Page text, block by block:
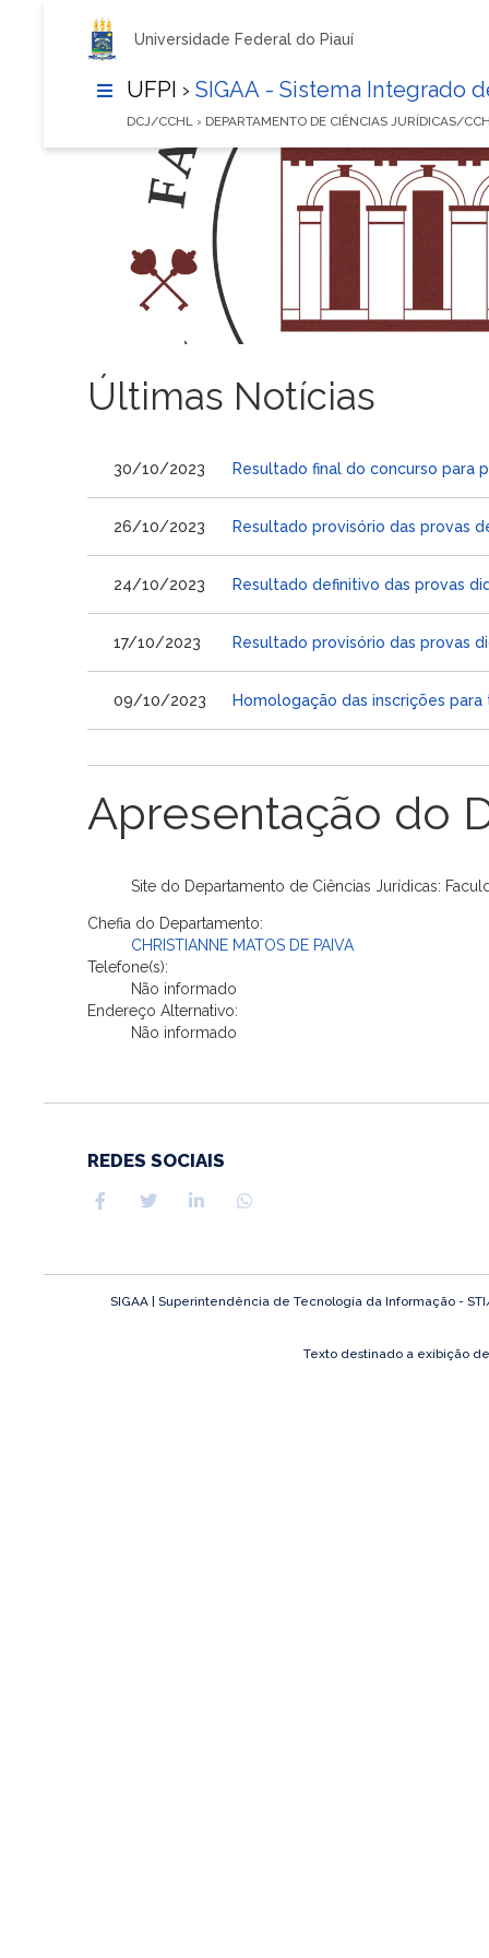
Universidade Federal do Piauí
UFPI › SIGAA - Sistema Integrado
DCJ/CCHL › DEPARTAMENTO DE CIÊNCIAS JURÍDICAS/
Últimas Notícias
30/10/2023 Resultado final do concurso para
26/10/2023 Resultado provisório das provas
24/10/2023 Resultado definitivo das provas
17/10/2023 Resultado provisório das provas
09/10/2023 Homologação das inscrições
Apresentação do
Site do Departamento de Ciências Jurídicas:
Chefia do Departamento:
CHRISTIANNE MATOS DE PAIVA
Telefone(s):
Não informado
Endereço Alternativo:
Não informado
REDES SOCIAIS
SIGAA | Superintendência de Tecnologia da Informação -
Texto destinado a exibição